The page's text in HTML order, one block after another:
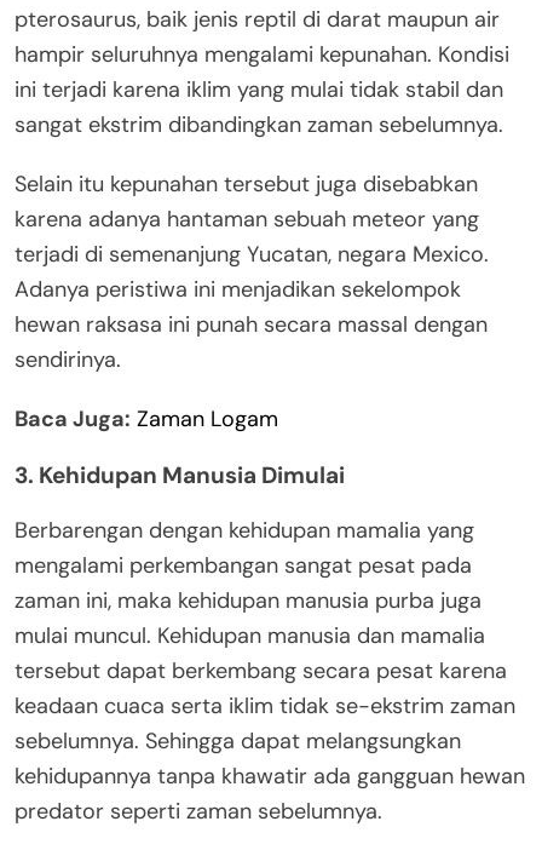
pterosaurus, baik jenis reptil di darat maupun air
hampir seluruhnya mengalami kepunahan. Kondisi
ini terjadi karena iklim yang mulai tidak stabil dan
sangat ekstrim dibandingkan zaman sebelumnya.
Selain itu kepunahan tersebut juga disebabkan
karena adanya hantaman sebuah meteor yang
terjadi di semenanjung Yucatan, negara Mexico.
Adanya peristiwa ini menjadikan sekelompok
hewan raksasa ini punah secara massal dengan
sendirinya.
Baca Juga: Zaman Logam
3. Kehidupan Manusia Dimulai
Berbarengan dengan kehidupan mamalia yang
mengalami perkembangan sangat pesat pada
zaman ini, maka kehidupan manusia purba juga
mulai muncul. Kehidupan manusia dan mamalia
tersebut dapat berkembang secara pesat karena
keadaan cuaca serta iklim tidak se-ekstrim zaman
sebelumnya. Sehingga dapat melangsungkan
kehidupannya tanpa khawatir ada gangguan hewan
predator seperti zaman sebelumnya.